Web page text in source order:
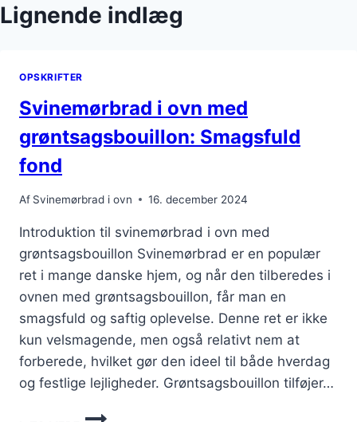
Lignende indlæg
OPSKRIFTER
Svinemørbrad i ovn med
grøntsagsbouillon: Smagsfuld
fond
Af Svinemørbrad i ovn 16. december 2024
Introduktion til svinemørbrad i ovn med
grøntsagsbouillon Svinemørbrad er en populær
ret i mange danske hjem, og når den tilberedes i
ovnen med grøntsagsbouillon, får man en
smagsfuld og saftig oplevelse. Denne ret er ikke
kun velsmagende, men også relativt nem at
forberede, hvilket gør den ideel til både hverdag
og festlige lejligheder. Grøntsagsbouillon tilføjer…
SVINEMØRBRAD